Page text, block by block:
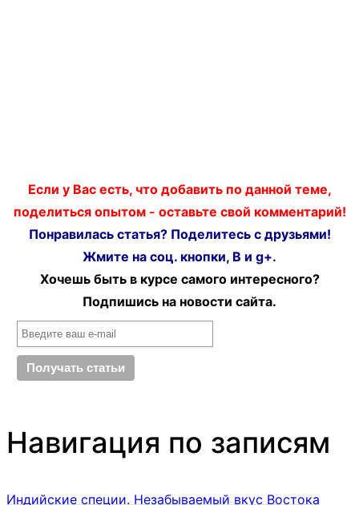
Если у Вас есть, что добавить по данной теме,
поделиться опытом - оставьте свой комментарий!
Понравилась статья? Поделитесь с друзьями!
Жмите на соц. кнопки, В и g+.
Хочешь быть в курсе самого интересного?
Подпишись на новости сайта.
Навигация по записям
Индийские специи. Незабываемый вкус Востока